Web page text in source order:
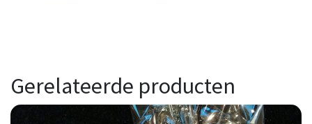
Gerelateerde producten